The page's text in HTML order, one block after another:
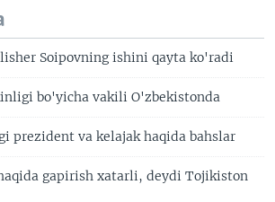
Soipovning ishini qayta ko'radi
bo'yicha vakili O'zbekistonda
prezident va kelajak haqida bahslar
gapirish xatarli, deydi Tojikiston